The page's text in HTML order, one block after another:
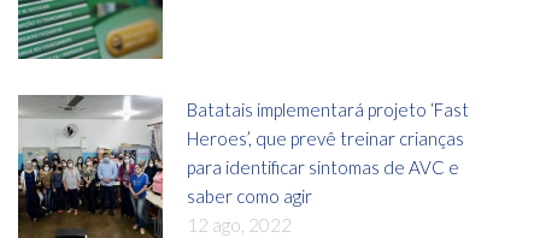
Batatais implementará projeto ‘Fast
Heroes’, que prevê treinar crianças
para identificar sintomas de AVC e
saber como agir
12 ago, 2022